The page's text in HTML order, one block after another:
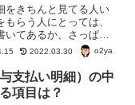
をきちんと見てる人い
らう人にとっては、
いてあるか、さっぱ
いう人もいるかも。い
（給料）明細があるけ
る項目は、どの会社も
2022.03.30 o2ya
支払い明細）の中
項目は？